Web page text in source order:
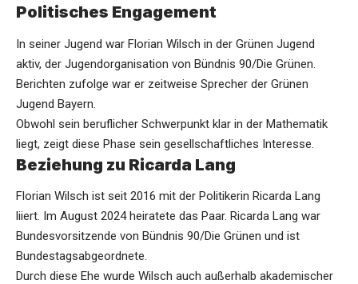
Politisches Engagement
In seiner Jugend war Florian Wilsch in der Grünen Jugend
aktiv, der Jugendorganisation von Bündnis 90/Die Grünen.
Berichten zufolge war er zeitweise Sprecher der Grünen
Jugend Bayern.
Obwohl sein beruflicher Schwerpunkt klar in der Mathematik
liegt, zeigt diese Phase sein gesellschaftliches Interesse.
Beziehung zu Ricarda Lang
Florian Wilsch ist seit 2016 mit der Politikerin Ricarda Lang
liiert. Im August 2024 heiratete das Paar. Ricarda Lang war
Bundesvorsitzende von Bündnis 90/Die Grünen und ist
Bundestagsabgeordnete.
Durch diese Ehe wurde Wilsch auch außerhalb akademischer